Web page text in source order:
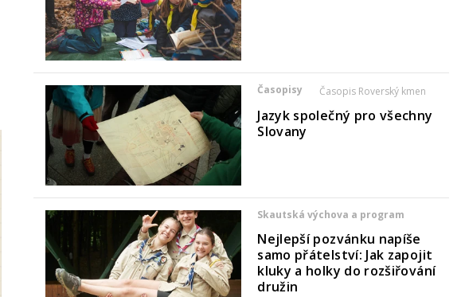
Časopisy Časopis Roverský kmen
Jazyk společný pro všechny
Slovany
Skautská výchova a program
Nejlepší pozvánku napíše
samo přátelství: Jak zapojit
kluky a holky do rozšiřování
družin